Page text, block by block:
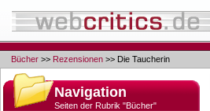
Bücher >> Rezensionen >> Die Taucherin
Navigation
Seiten der Rubrik "Bücher"